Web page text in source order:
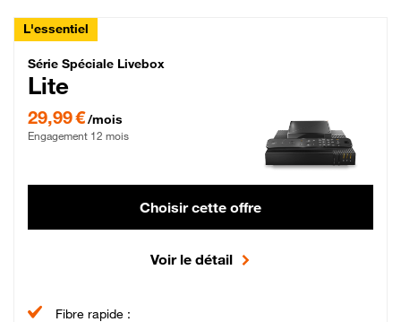
L'essentiel
Série Spéciale Livebox Lite Fibre
Série Spéciale Livebox
Lite
29,99 €/mois
Engagement 12 mois
Choisir cette offre
Voir le détail
Fibre rapide :